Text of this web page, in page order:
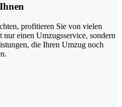
profitieren Sie von vielen
einen Umzugsservice, sondern
die Ihren Umzug noch